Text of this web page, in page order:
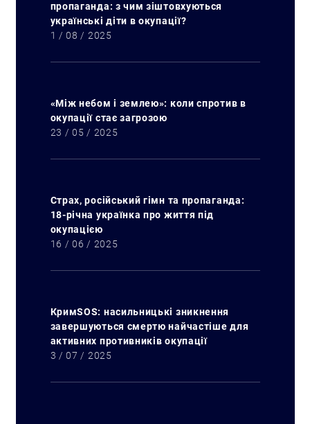
пропаганда: з чим зіштовхуються
українські діти в окупації?
1 / 08 / 2025
«Між небом і землею»: коли спротив в
окупації стає загрозою
23 / 05 / 2025
Страх, російський гімн та пропаганда:
18-річна українка про життя під
окупацією
16 / 06 / 2025
КримSOS: насильницькі зникнення
завершуються смертю найчастіше для
активних противників окупації
3 / 07 / 2025